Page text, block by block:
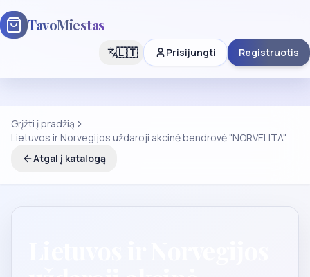
TavoMiestas
🇱🇹 Prisijungti Registruotis
Grįžti į pradžią
Lietuvos ir Norvegijos uždaroji akcinė bendrovė "NORVELITA"
Atgal į katalogą